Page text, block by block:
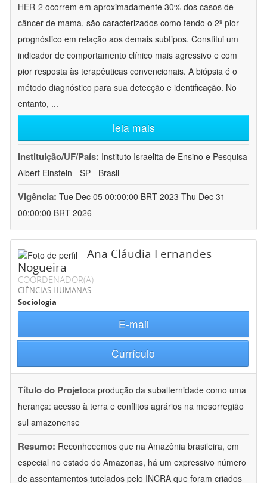
HER-2 ocorrem em aproximadamente 30% dos casos de
câncer de mama, são caracterizados como tendo o 2º pior
prognóstico em relação aos demais subtipos. Constitui um
indicador de comportamento clínico mais agressivo e com
pior resposta às terapêuticas convencionais. A biópsia é o
método diagnóstico para sua detecção e identificação. No
entanto, ...
leia mais
Instituição/UF/País: Instituto Israelita de Ensino e Pesquisa
Albert Einstein - SP - Brasil
Vigência: Tue Dec 05 00:00:00 BRT 2023-Thu Dec 31
00:00:00 BRT 2026
Ana Cláudia Fernandes
Nogueira
COORDENADOR(A)
CIÊNCIAS HUMANAS
Sociologia
E-mail
Currículo
Título do Projeto:a produção da subalternidade como uma
herança: acesso à terra e conflitos agrários na mesorregião
sul amazonense
Resumo: Reconhecemos que na Amazônia brasileira, em
especial no estado do Amazonas, há um expressivo número
de assentamentos tutelados pelo INCRA que foram criados